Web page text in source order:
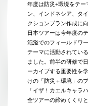
年度は防災+環境をテ
ン、インドネシア、タ
クションプラン作成に
日本ツアーは今年度の
氾濫でのフィールドワ
テーマに活動されてい
ました。前半の研修で
ーカイブする重要性を
けの「防災＋環境」の
「イザ！カエルキャラ
全ツアーの締めくくり